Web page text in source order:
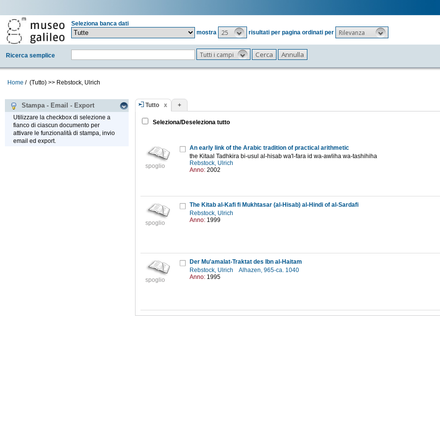
Seleziona banca dati
mostra
25 risultati per pagina ordinati per Rilevanza
Ricerca semplice Tutti i campi
Home / (Tutto) >> Rebstock, Ulrich
Stampa - Email - Export
Utilizzare la checkbox di selezione a
fianco di ciascun documento per
attivare le funzionalità di stampa, invio
email ed export.
Tutto +
Seleziona/Deseleziona tutto
spoglio
An early link of the Arabic tradition of practical arithmetic
the Kitaal Tadhkira bi-usul al-hisab wa'l-fara id wa-awliha wa-tashihiha
Rebstock, Ulrich
Anno: 2002
spoglio
The Kitab al-Kafi fi Mukhtasar (al-Hisab) al-Hindi of al-Sardafi
Rebstock, Ulrich
Anno: 1999
spoglio
Der Mu'amalat-Traktat des Ibn al-Haitam
Rebstock, Ulrich
Alhazen, 965-ca. 1040
Anno: 1995